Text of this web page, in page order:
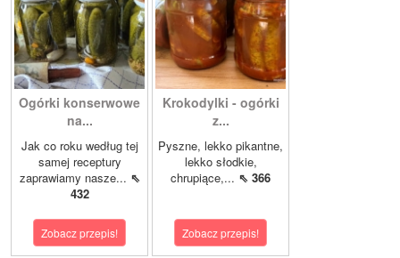
Ogórki konserwowe
na...
Jak co roku według tej
samej receptury
zaprawiamy nasze... ⇖
432
Zobacz przepis!
Krokodylki - ogórki
z...
Pyszne, lekko pikantne,
lekko słodkie,
chrupiące,... ⇖ 366
Zobacz przepis!